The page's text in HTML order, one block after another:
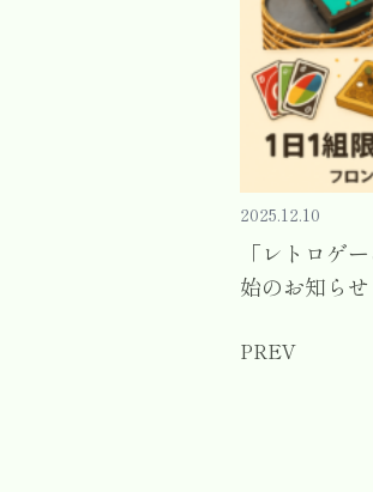
2025.12.10
「レトロゲ
始のお知らせ
PREV